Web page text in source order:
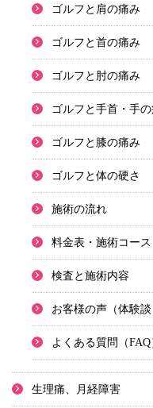
ゴルフと肩の痛み
ゴルフと首の痛み
ゴルフと肘の痛み
ゴルフと手首・手
ゴルフと膝の痛み
ゴルフと体の硬さ
施術の流れ
料金表・施術コース
検査と施術内容
お客様の声（体験談
よくある質問（FAQ
生理痛、月経障害